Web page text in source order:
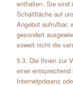
enthalten. Sie sind
Schaltfläche auf
Angebot aufrufbar,
gesondert
soweit nicht die
5.3. Die Ihnen zur
einer
Internetpräsenz